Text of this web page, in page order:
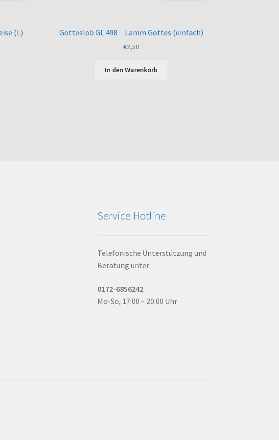
(L) Gotteslob GL 498 Lamm Gottes (einfach)
€2,50
In den Warenkorb
Service Hotline
Telefonische Unterstützung und
Beratung unter:
0172-6856242
Mo-So, 17:00 – 20:00 Uhr